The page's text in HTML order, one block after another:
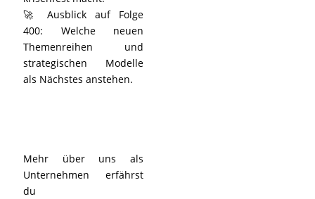
🚀 Ausblick auf Folge
400: Welche neuen
Themenreihen und
strategischen Modelle
als Nächstes anstehen.
Mehr über uns als
Unternehmen erfährst
du